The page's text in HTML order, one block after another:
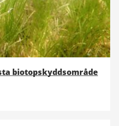
biotopskyddsområde